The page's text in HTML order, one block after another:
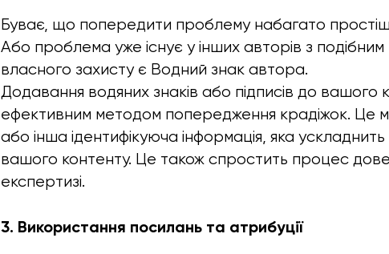
Буває, що попередити проблему набагато
Або проблема уже існує у інших авторів з
власного захисту є Водний знак автора.
Додавання водяних знаків або підписів до вашого
ефективним методом попередження крадіжок. Це
або інша ідентифікуюча інформація, яка
вашого контенту. Це також спростить процес
експертизі.
3. Використання посилань та атрибуції